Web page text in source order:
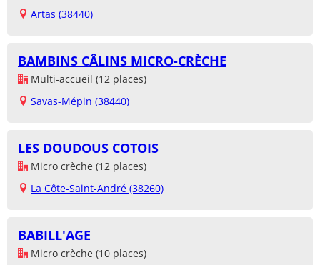
Artas (38440)
BAMBINS CÂLINS MICRO-CRÈCHE
Multi-accueil (12 places)
Savas-Mépin (38440)
LES DOUDOUS COTOIS
Micro crèche (12 places)
La Côte-Saint-André (38260)
BABILL'AGE
Micro crèche (10 places)